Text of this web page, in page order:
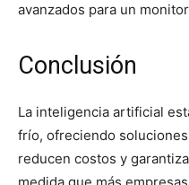
avanzados para un
Conclusión
La inteligencia artificial
frío, ofreciendo
reducen costos y